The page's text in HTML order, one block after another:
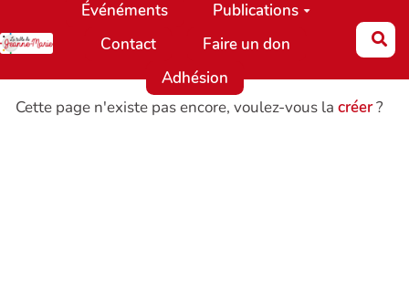
Aller au contenu principal
Événéments
Publications
Contact
Faire un don
Adhésion
Cette page n'existe pas encore, voulez-vous la créer?